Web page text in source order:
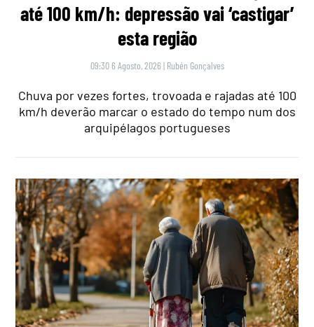
até 100 km/h: depressão vai ‘castigar’
esta região
09:30 6 Agosto, 2026 | Rubén Gonçalves
Chuva por vezes fortes, trovoada e rajadas até 100
km/h deverão marcar o estado do tempo num dos
arquipélagos portugueses